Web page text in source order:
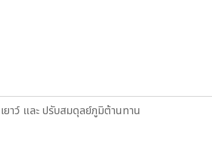
าว์ และ ปรับสมดุลย์ภูมิต้านทาน